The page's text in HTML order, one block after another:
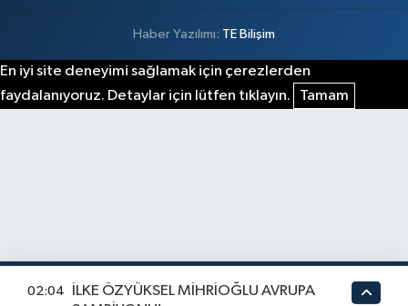
Haber Yazılımı: TE Bilişim
En iyi site deneyimi sağlamak için çerezlerden
faydalanıyoruz. Detaylar için lütfen tıklayın.
Tamam
02:04
İLKE ÖZYÜKSEL MİHRİOĞLU AVRUPA